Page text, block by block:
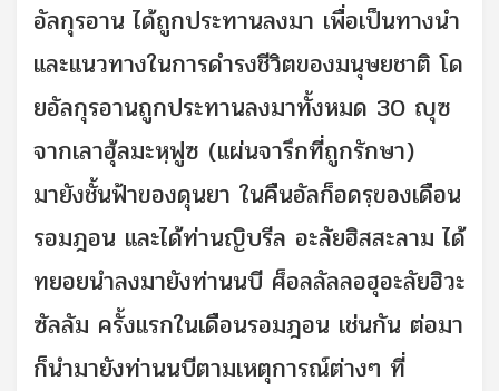
อัลกุรอาน ได้ถูกประทานลงมา เพื่อเป็นทางนำ
และแนวทางในการดำรงชีวิตของมนุษยชาติ โด
ยอัลกุรอานถูกประทานลงมาทั้งหมด 30 ญุซ
จากเลาฮุ้ลมะหฺฟูซ (แผ่นจารึกที่ถูกรักษา)
มายังชั้นฟ้าของดุนยา ในคืนอัลก็อดรฺของเดือน
รอมฎอน และได้ท่านญิบรีล อะลัยฮิสสะลาม ได้
ทยอยนำลงมายังท่านนบี ศ็อลลัลลอฮุอะลัยฮิวะ
ซัลลัม ครั้งแรกในเดือนรอมฎอน เช่นกัน ต่อมา
ก็นำมายังท่านนบีตามเหตุการณ์ต่างๆ ที่